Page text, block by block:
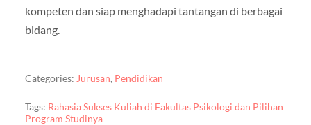
kompeten dan siap menghadapi tantangan di berbagai
bidang.
Categories: Jurusan, Pendidikan
Tags: Rahasia Sukses Kuliah di Fakultas Psikologi dan Pilihan
Program Studinya